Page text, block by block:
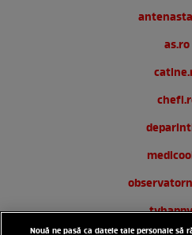
as.ro
Nouă ne pasă ca datele tale personale să